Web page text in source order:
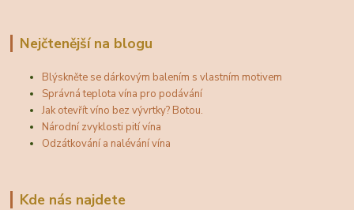
Nejčtenější na blogu
Blýskněte se dárkovým balením s vlastním motivem
Správná teplota vína pro podávání
Jak otevřít víno bez vývrtky? Botou.
Národní zvyklosti pití vína
Odzátkování a nalévání vína
Kde nás najdete